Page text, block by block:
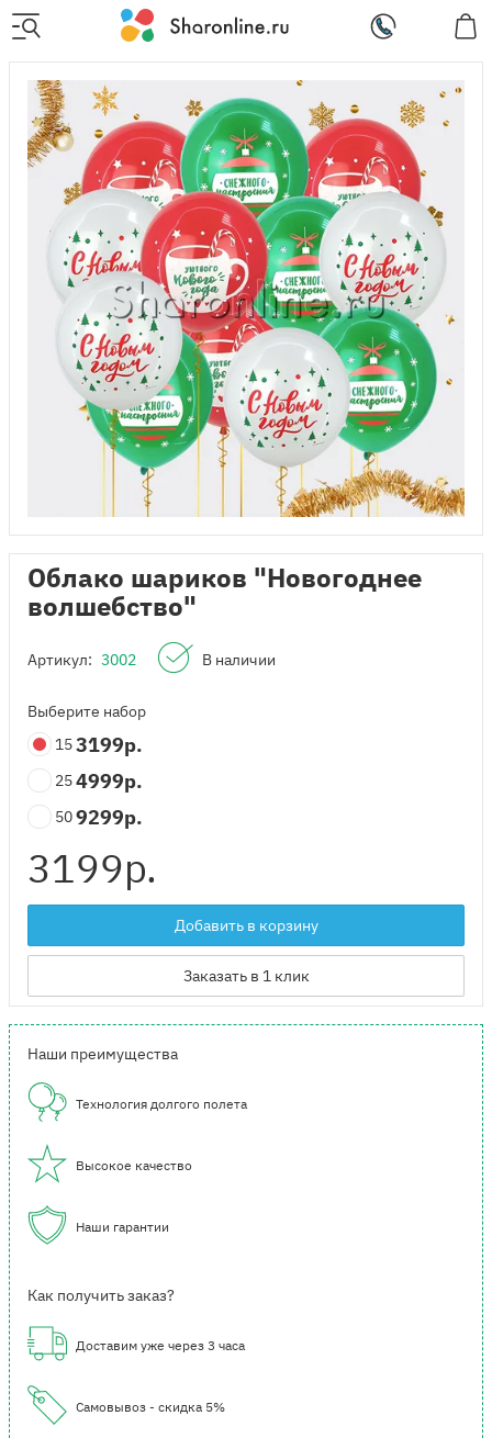
Облако шариков "Новогоднее
волшебство"
Артикул: 3002 В наличии
Выберите набор
153199р.
254999р.
509299р.
3199р.
Добавить в корзину
Заказать в 1 клик
Наши преимущества
Технология долгого полета
Высокое качество
Наши гарантии
Как получить заказ?
Доставим уже через 3 часа
Самовывоз - скидка 5%